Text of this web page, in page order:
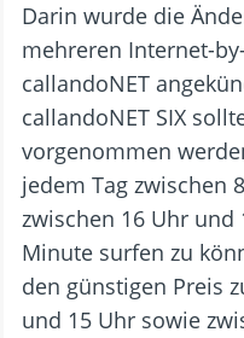
Darin wurde die
mehreren Internet-
callandoNET
callandoNET SIX
vorgenommen
jedem Tag zwischen
zwischen 16 Uhr und
Minute surfen zu
den günstigen Preis
und 15 Uhr sowie